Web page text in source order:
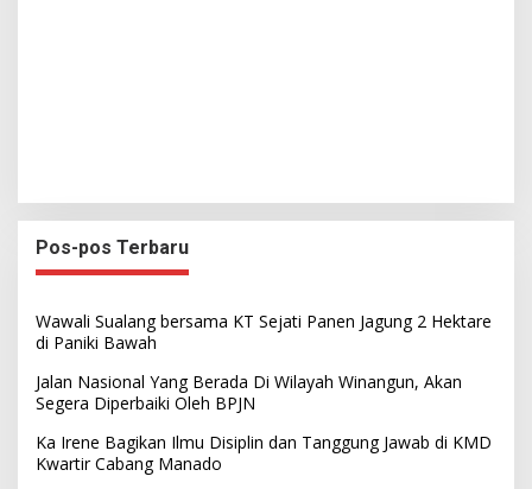
Pos-pos Terbaru
Wawali Sualang bersama KT Sejati Panen Jagung 2 Hektare
di Paniki Bawah
Jalan Nasional Yang Berada Di Wilayah Winangun, Akan
Segera Diperbaiki Oleh BPJN
Ka Irene Bagikan Ilmu Disiplin dan Tanggung Jawab di KMD
Kwartir Cabang Manado